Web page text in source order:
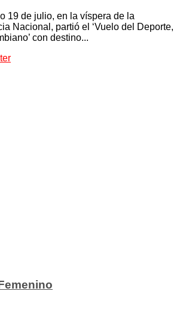
19 de julio, en la víspera de la
Nacional, partió el ‘Vuelo del Deporte,
con destino...